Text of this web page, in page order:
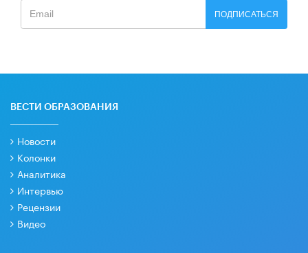
ПОДПИСАТЬСЯ
ВЕСТИ ОБРАЗОВАНИЯ
Новости
Колонки
Аналитика
Интервью
Рецензии
Видео